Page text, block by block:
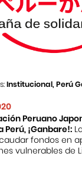
Peruano
la Inmigración
Japonés
Institucional, Perú
Peruano
¡Ganbare!:
fondos en
vulnerables de